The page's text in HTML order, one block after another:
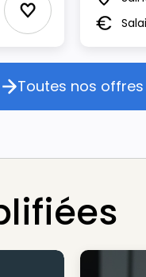
Ajouter aux
Lieu
Salaire
Toutes
Toutes nos offres